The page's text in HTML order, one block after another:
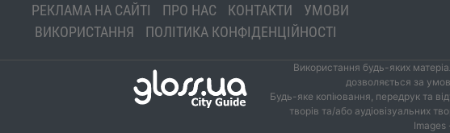
РЕКЛАМА НА САЙТІ ПРО НАС КОНТАКТИ
УМОВИ
ВИКОРИСТАННЯ
ПОЛІТИКА КОНФІДЕНЦІЙНОСТІ
Використання будь-яких
дозволяється за
Будь-яке копіювання, передрук та
творів та/або аудіовізуальних
Images